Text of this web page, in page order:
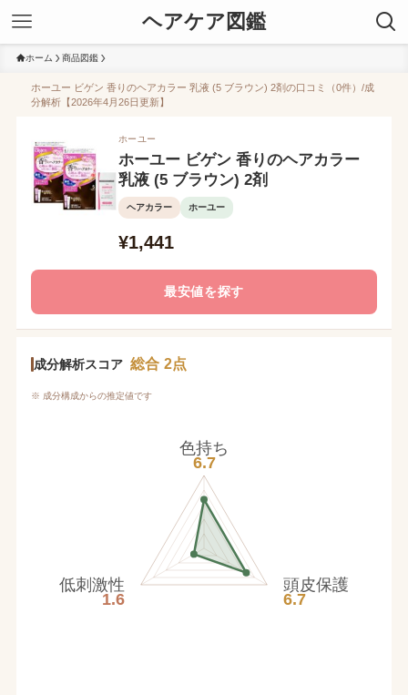
ヘアケア図鑑
ホーム 商品図鑑
ホーユー ビゲン 香りのヘアカラー 乳液 (5 ブラウン) 2剤の口コミ（0件）/成
分解析【2026年4月26日更新】
ホーユー
ホーユー ビゲン 香りのヘアカラー
乳液 (5 ブラウン) 2剤
ヘアカラー ホーユー
¥1,441
最安値を探す
成分解析スコア 総合 2点
※ 成分構成からの推定値です
色持ち
6.7
頭皮保護
6.7
低刺激性
1.6